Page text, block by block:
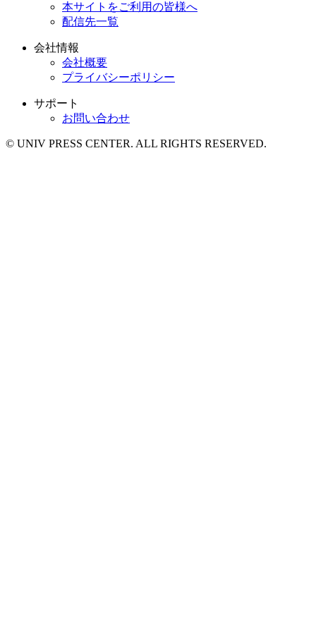
本サイトをご利用の皆様へ
配信先一覧
会社情報
会社概要
プライバシーポリシー
サポート
お問い合わせ
© UNIV PRESS CENTER. ALL RIGHTS RESERVED.